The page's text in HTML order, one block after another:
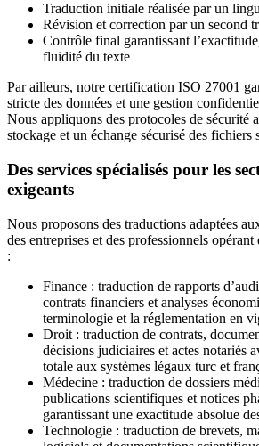
Traduction initiale réalisée par un
Révision et correction par un second
Contrôle final garantissant
fluidité du texte
Par ailleurs, notre certification ISO 27001
stricte des données et une gestion
Nous appliquons des protocoles de sécurité
stockage et un échange sécurisé des fichiers
Des services spécialisés pour les
exigeants
Nous proposons des traductions adaptées
des entreprises et des professionnels
:
Finance : traduction de rapports
contrats financiers et analyses
terminologie et la réglementation en
Droit : traduction de contrats,
décisions judiciaires et actes notariés
totale aux systèmes légaux turc et
Médecine : traduction de dossiers
publications scientifiques et notices
garantissant une exactitude absolue
Technologie : traduction de brevets,